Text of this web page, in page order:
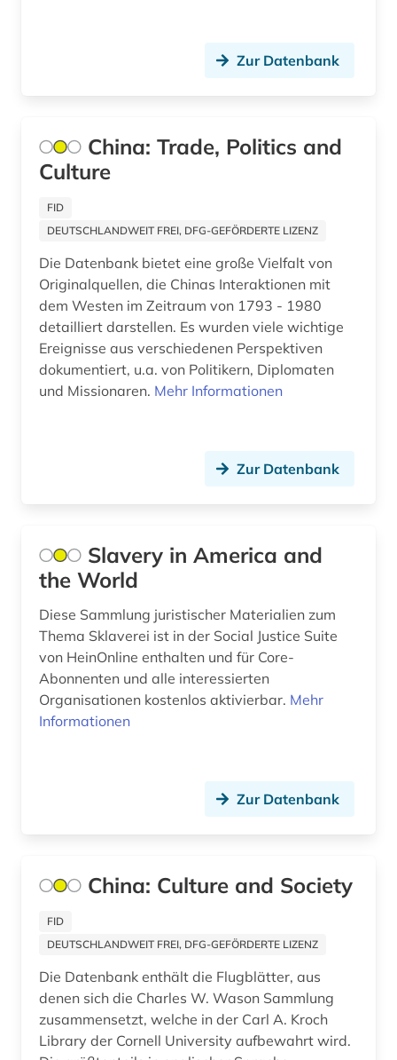
bibel (4)
bibiografie 1472-1700 (1)
bibliografie (41)
bibliografie 1945-1990 (1)
bibliographie (21)
bibliographie 1800 - 2009 (1)
bild (3)
bildarchiv (2)
bilddatenbank (8)
bildende kunst (2)
bildungswesen (2)
biographistik (1)
biologie (3)
Zur Datenbank
China: Trade, Politics and
Culture
FID
DEUTSCHLANDWEIT FREI, DFG-GEFÖRDERTE LIZENZ
Die Datenbank bietet eine große Vielfalt von
Originalquellen, die Chinas Interaktionen mit
dem Westen im Zeitraum von 1793 - 1980
detailliert darstellen. Es wurden viele wichtige
Ereignisse aus verschiedenen Perspektiven
dokumentiert, u.a. von Politikern, Diplomaten
und Missionaren. Mehr Informationen
Zur Datenbank
Slavery in America and
the World
Diese Sammlung juristischer Materialien zum
Thema Sklaverei ist in der Social Justice Suite
von HeinOnline enthalten und für Core-
Abonnenten und alle interessierten
Organisationen kostenlos aktivierbar. Mehr
Informationen
Zur Datenbank
China: Culture and Society
FID
DEUTSCHLANDWEIT FREI, DFG-GEFÖRDERTE LIZENZ
Die Datenbank enthält die Flugblätter, aus
denen sich die Charles W. Wason Sammlung
zusammensetzt, welche in der Carl A. Kroch
Library der Cornell University aufbewahrt wird.